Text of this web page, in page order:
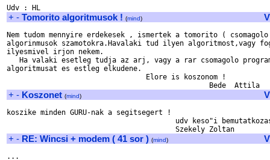
+ - Tomorito algoritmusok ! (mind)
Nem tudom mennyire erdekesek , ismertek a tomorito (
algorinmusok szamotokra.Havalaki tud ilyen algoritmost,vagy
ilyesmivel irjon nekem.
Ha valaki esetleg tudja az arj, vagy a rar csomagolo
algoritmusat es estleg elkudene.
                                 Elore is koszonom !
+ - Koszonet (mind)
koszike minden GURU-nak a segitsegert !
+ - RE: Wincsi + modem ( 41 sor ) (mind)